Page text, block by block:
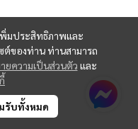
พิ่มประสิทธิภาพและ
ต์ของท่าน ท่านสามารถ
ยความเป็นส่วนตัว และ
รับทั้งหมด